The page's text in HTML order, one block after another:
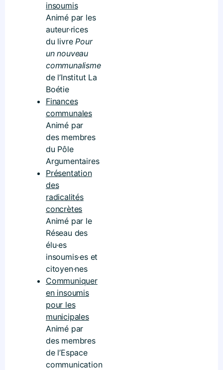
insoumis
Animé par les
auteur·rices
du livrePour
un nouveau
communalisme
de l’Institut La
Boétie
Finances
communales
Animé par
des membres
du Pôle
Argumentaires
Présentation
des
radicalités
concrètes
Animé par le
Réseau des
élu·es
insoumis·es et
citoyen·nes
Communiquer
en insoumis
pour les
municipales
Animé par
des membres
de l’Espace
communication